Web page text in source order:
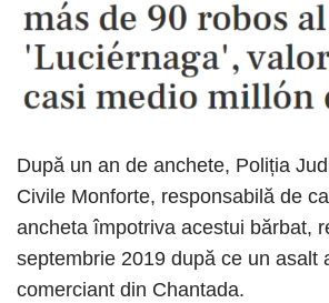
După un an de anchete, Poliția
Civile Monforte, responsabilă de
ancheta împotriva acestui bărbat,
septembrie 2019 după ce un asalt
comerciant din Chantada.